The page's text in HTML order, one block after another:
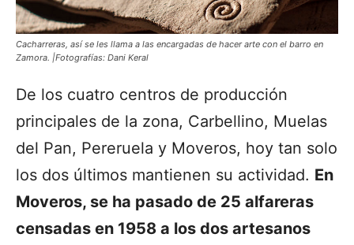
Cacharreras, así se les llama a las encargadas de hacer arte con el barro en
Zamora. |Fotografías: Dani Keral
De los cuatro centros de producción
principales de la zona, Carbellino, Muelas
del Pan, Pereruela y Moveros, hoy tan solo
los dos últimos mantienen su actividad. En
Moveros, se ha pasado de 25 alfareras
censadas en 1958 a los dos artesanos